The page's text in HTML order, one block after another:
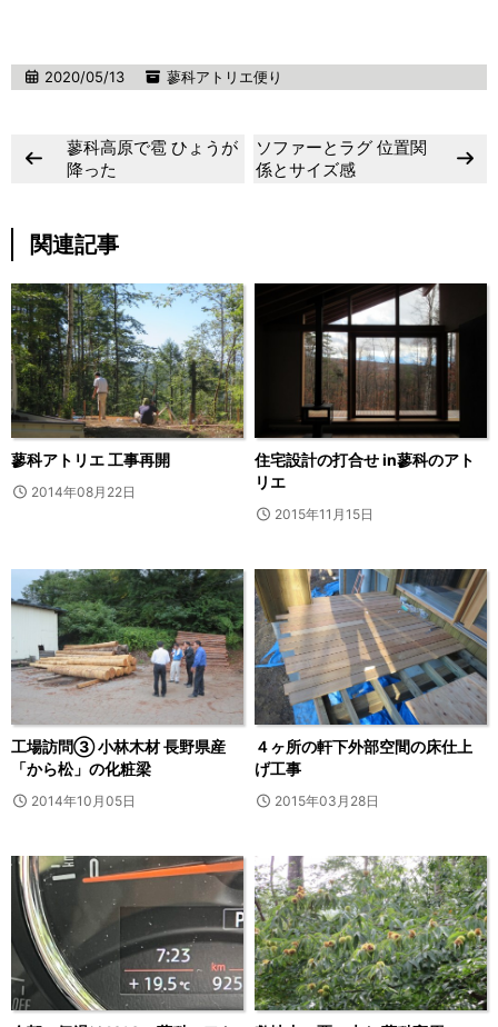
2020/05/13 蓼科アトリエ便り
蓼科高原で雹 ひょうが
降った
ソファーとラグ 位置関
係とサイズ感
関連記事
蓼科アトリエ 工事再開
2014年08月22日
住宅設計の打合せ in蓼科のアト
リエ
2015年11月15日
工場訪問③ 小林木材 長野県産
「から松」の化粧梁
2014年10月05日
４ヶ所の軒下外部空間の床仕上
げ工事
2015年03月28日